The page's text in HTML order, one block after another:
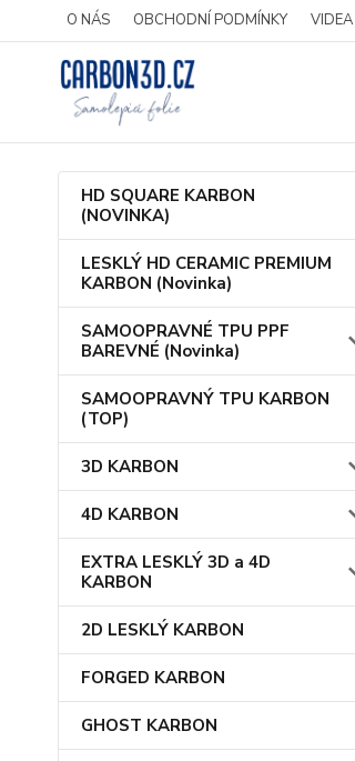
O NÁS OBCHODNÍ PODMÍNKY VIDEA
HD SQUARE KARBON
(NOVINKA)
LESKLÝ HD CERAMIC PREMIUM
KARBON (Novinka)
SAMOOPRAVNÉ TPU PPF
BAREVNÉ (Novinka)
SAMOOPRAVNÝ TPU KARBON
(TOP)
3D KARBON
4D KARBON
EXTRA LESKLÝ 3D a 4D
KARBON
2D LESKLÝ KARBON
FORGED KARBON
GHOST KARBON